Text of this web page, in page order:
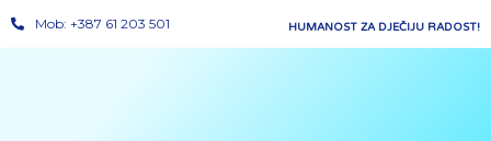
Mob: +387 61 203 501 HUMANOST ZA DJEČIJU RADOST!